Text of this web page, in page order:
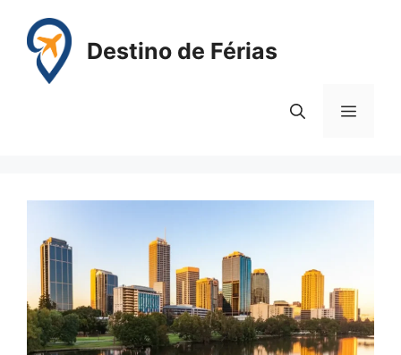
para
conteúdo
Destino de Férias
Menu